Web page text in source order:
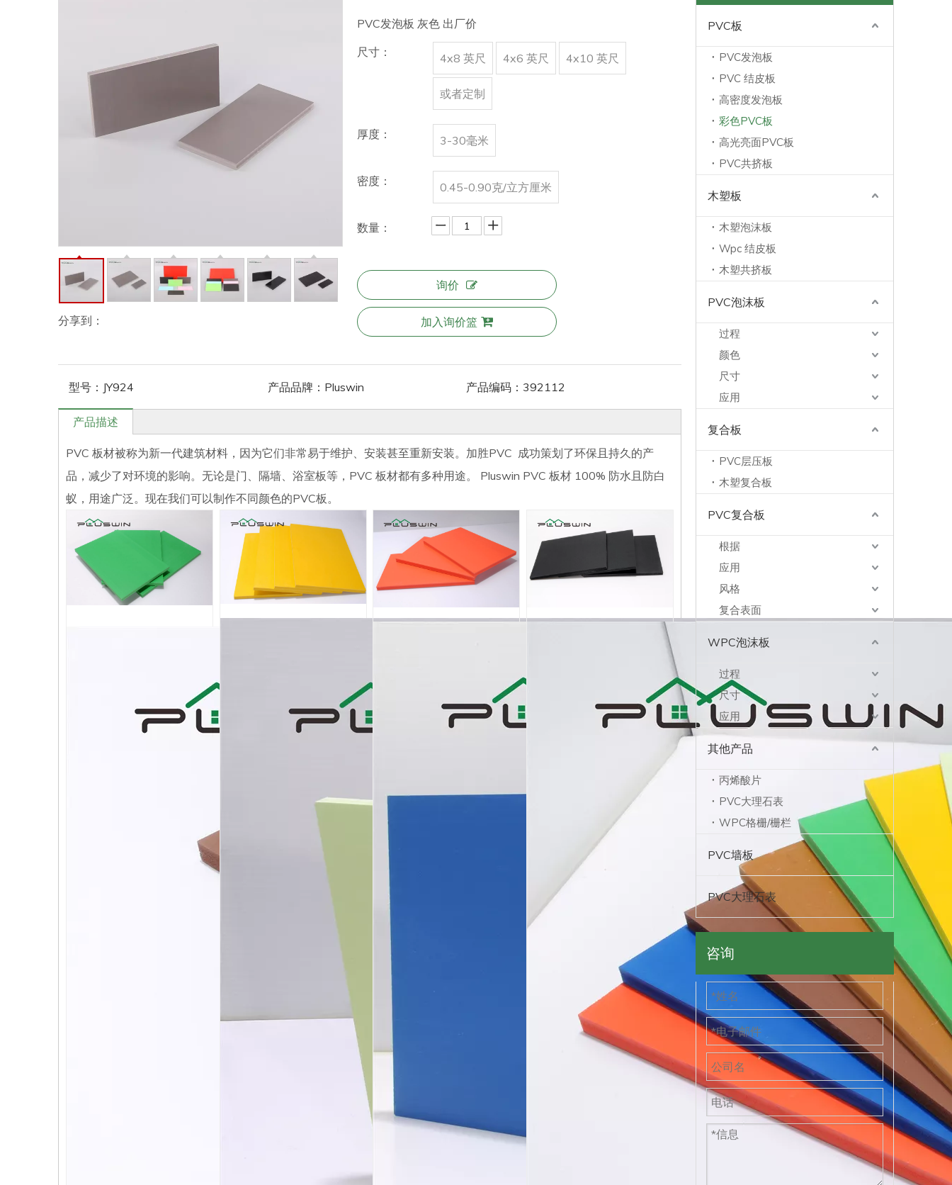
分享到：
PVC发泡板 灰色 出厂价
尺寸：
4x8 英尺 4x6 英尺 4x10 英尺
或者定制
厚度： 3-30毫米
密度： 0.45-0.90克/立方厘米
数量：
询价
加入询价篮
型号： JY924 产品品牌： Pluswin 产品编码： 392112
产品描述
PVC 板材被称为新一代建筑材料，因为它们非常易于维护、安装甚至重新安装。加胜PVC 成功策划了环保且持久的产
品，减少了对环境的影响。无论是门、隔墙、浴室板等，PVC 板材都有多种用途。 Pluswin PVC 板材 100% 防水且防白
蚁，用途广泛。现在我们可以制作不同颜色的PVC板。
PVC板
PVC发泡板
PVC 结皮板
高密度发泡板
彩色PVC板
高光亮面PVC板
PVC共挤板
木塑板
木塑泡沫板
Wpc 结皮板
木塑共挤板
PVC泡沫板
过程
颜色
尺寸
应用
复合板
PVC层压板
木塑复合板
PVC复合板
根据
应用
风格
复合表面
WPC泡沫板
过程
尺寸
应用
其他产品
丙烯酸片
PVC大理石表
WPC格栅/栅栏
PVC墙板
PVC大理石表
咨询